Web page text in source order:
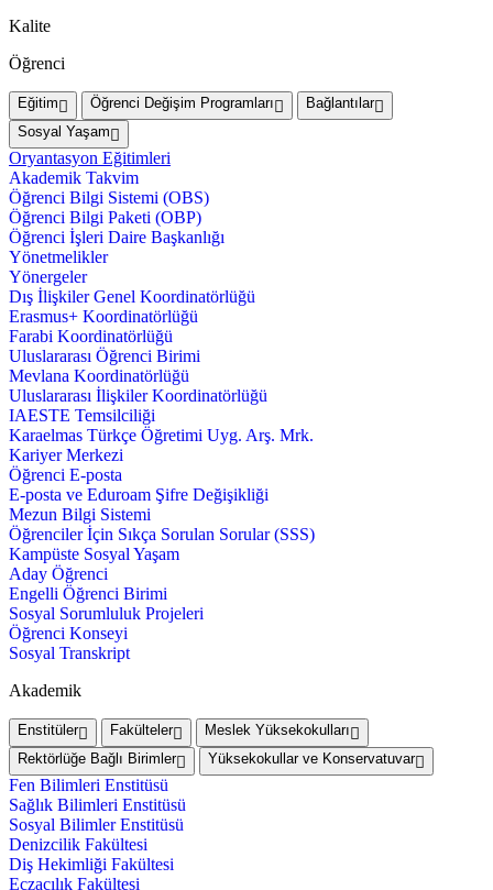
Kalite
Öğrenci
Eğitim Öğrenci Değişim Programları
Bağlantılar
Sosyal Yaşam
Oryantasyon Eğitimleri
Akademik Takvim
Öğrenci Bilgi Sistemi (OBS)
Öğrenci Bilgi Paketi (OBP)
Öğrenci İşleri Daire Başkanlığı
Yönetmelikler
Yönergeler
Dış İlişkiler Genel Koordinatörlüğü
Erasmus+ Koordinatörlüğü
Farabi Koordinatörlüğü
Uluslararası Öğrenci Birimi
Mevlana Koordinatörlüğü
Uluslararası İlişkiler Koordinatörlüğü
IAESTE Temsilciliği
Karaelmas Türkçe Öğretimi Uyg. Arş. Mrk.
Kariyer Merkezi
Öğrenci E-posta
E-posta ve Eduroam Şifre Değişikliği
Mezun Bilgi Sistemi
Öğrenciler İçin Sıkça Sorulan Sorular (SSS)
Kampüste Sosyal Yaşam
Aday Öğrenci
Engelli Öğrenci Birimi
Sosyal Sorumluluk Projeleri
Öğrenci Konseyi
Sosyal Transkript
Akademik
Enstitüler Fakülteler
Meslek Yüksekokulları
Rektörlüğe Bağlı Birimler
Yüksekokullar ve Konservatuvar
Fen Bilimleri Enstitüsü
Sağlık Bilimleri Enstitüsü
Sosyal Bilimler Enstitüsü
Denizcilik Fakültesi
Diş Hekimliği Fakültesi
Eczacılık Fakültesi